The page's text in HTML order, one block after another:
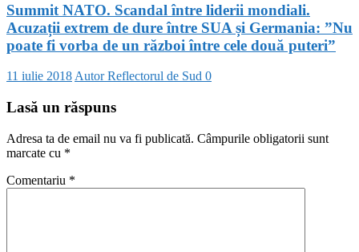
Summit NATO. Scandal între liderii mondiali.
Acuzații extrem de dure între SUA și Germania: ”Nu
poate fi vorba de un război între cele două puteri”
11 iulie 2018Autor Reflectorul de Sud 0
Lasă un răspuns
Adresa ta de email nu va fi publicată. Câmpurile obligatorii sunt
marcate cu *
Comentariu *